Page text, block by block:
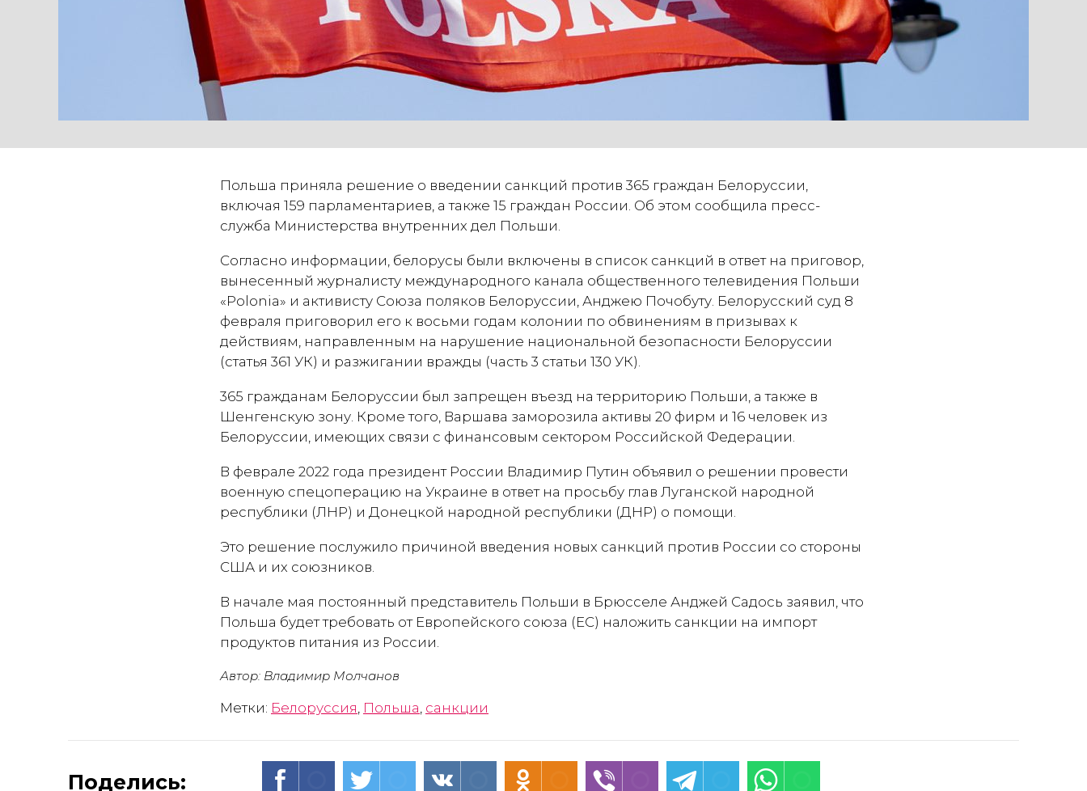
Польша приняла решение о введении санкций против 365 граждан Белоруссии,
включая 159 парламентариев, а также 15 граждан России. Об этом сообщила пресс-
служба Министерства внутренних дел Польши.
Согласно информации, белорусы были включены в список санкций в ответ на приговор,
вынесенный журналисту международного канала общественного телевидения Польши
«Polonia» и активисту Союза поляков Белоруссии, Анджею Почобуту. Белорусский суд 8
февраля приговорил его к восьми годам колонии по обвинениям в призывах к
действиям, направленным на нарушение национальной безопасности Белоруссии
(статья 361 УК) и разжигании вражды (часть 3 статьи 130 УК).
365 гражданам Белоруссии был запрещен въезд на территорию Польши, а также в
Шенгенскую зону. Кроме того, Варшава заморозила активы 20 фирм и 16 человек из
Белоруссии, имеющих связи с финансовым сектором Российской Федерации.
В феврале 2022 года президент России Владимир Путин объявил о решении провести
военную спецоперацию на Украине в ответ на просьбу глав Луганской народной
республики (ЛНР) и Донецкой народной республики (ДНР) о помощи.
Это решение послужило причиной введения новых санкций против России со стороны
США и их союзников.
В начале мая постоянный представитель Польши в Брюсселе Анджей Садось заявил, что
Польша будет требовать от Европейского союза (ЕС) наложить санкции на импорт
продуктов питания из России.
Автор: Владимир Молчанов
Метки: Белоруссия, Польша, санкции
Поделись: